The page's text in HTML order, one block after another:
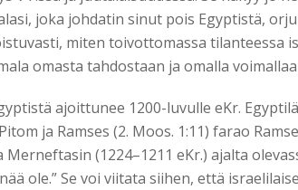
joka johdatin sinut pois Egyptistä,
miten toivottomassa tilanteessa
omasta tahdostaan ja omalla
ajoittunee 1200-luvulle eKr.
ja Ramses (2. Moos. 1:11) farao
(1224–1211 eKr.) ajalta
ole.” Se voi viitata siihen, että